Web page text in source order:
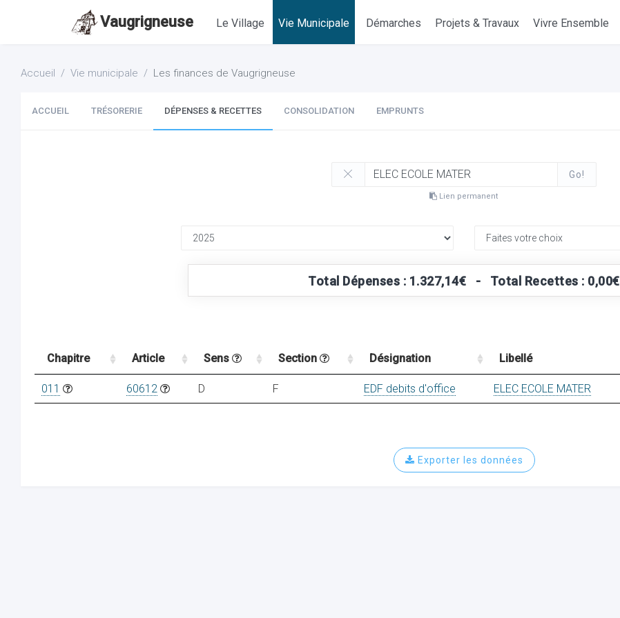
Vaugrigneuse Le Village Vie Municipale Démarches Projets & Travaux Vivre Ensemble
Accueil Vie municipale Les finances de Vaugrigneuse
ACCUEIL TRÉSORERIE DÉPENSES & RECETTES CONSOLIDATION EMPRUNTS
Go!
Lien permanent
Total Dépenses : 1.327,14€ - Total Recettes : 0,00€
Chapitre Article Sens Section Désignation Libellé
011 60612 D F EDF debits d'office ELEC ECOLE MATER
Exporter les données